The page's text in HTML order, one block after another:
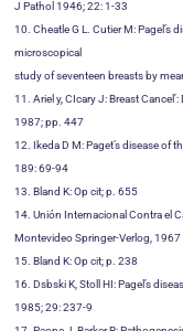
J Pathol 1946; 22: 1-33
10. Cheatle G L. Cutier M: Pagel’s
microscopical
study of seventeen breasts by
11. Ariel y, CIcary J: Breast
1987; pp. 447
12. Ikeda D M: Paget’s disease of
189: 69-94
13. Bland K: Op cit; p. 655
14. Unión Internacional Contra el
Montevideo Springer-Verlog, 1967
15. Bland K: Op cit; p. 238
16. Dsbski K, Stoll HI: Pagel’s
1985; 29: 237-9